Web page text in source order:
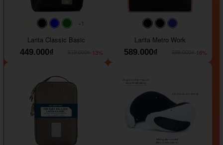
#faf0e6
#000000#0000FF#008000
+1
Larita Classic Basic
449.000₫
-13%
#000000#000000
Larita Metro Work
589.000₫
-16%